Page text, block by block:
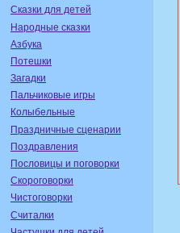
Сказки для детей
Народные сказки
Азбука
Потешки
Загадки
Пальчиковые игры
Колыбельные
Праздничные сценарии
Поздравления
Пословицы и поговорки
Скороговорки
Чистоговорки
Считалки